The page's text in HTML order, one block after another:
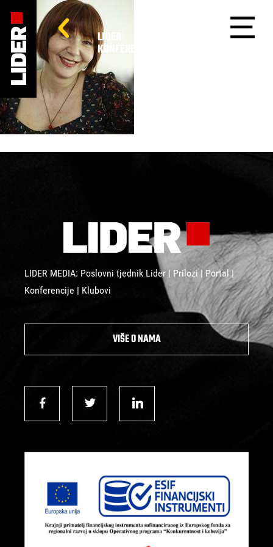
LIDER
KONFERENCIJE
LIDER MEDIA: Poslovni tjednik Lider | Prilozi | Portal |
Konferencije | Klubovi
VIŠE O NAMA